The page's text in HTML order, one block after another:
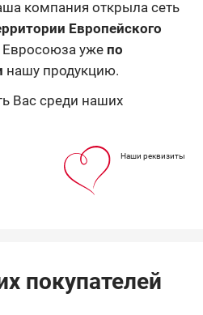
компания открыла сеть
Европейского
Евросоюза уже по
нашу продукцию.
Вас среди наших
Наши реквизиты
покупателей